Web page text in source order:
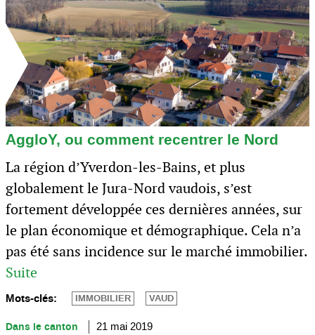
AggloY, ou comment recentrer le Nord
La région d’Yverdon-les-Bains, et plus
globalement le Jura-Nord vaudois, s’est
fortement développée ces dernières années, sur
le plan économique et démographique. Cela n’a
pas été sans incidence sur le marché immobilier.
Suite
Mots-clés: IMMOBILIER VAUD
Dans le canton 21 mai 2019